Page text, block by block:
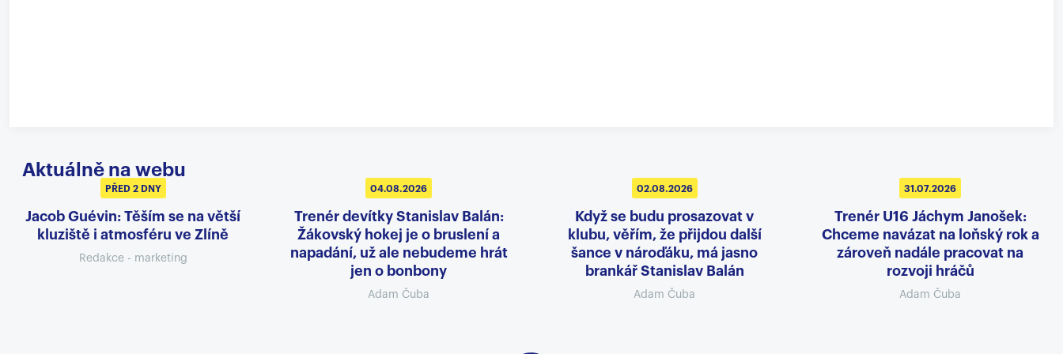
Aktuálně na webu
PŘED 2 DNY
Jacob Guévin: Těším se na větší
kluziště i atmosféru ve Zlíně
Redakce - marketing
04.08.2026
Trenér devítky Stanislav Balán:
Žákovský hokej je o bruslení a
napadání, už ale nebudeme hrát
jen o bonbony
Adam Čuba
02.08.2026
Když se budu prosazovat v
klubu, věřím, že přijdou další
šance v nároďáku, má jasno
brankář Stanislav Balán
Adam Čuba
31.07.2026
Trenér U16 Jáchym Janošek:
Chceme navázat na loňský rok a
zároveň nadále pracovat na
rozvoji hráčů
Adam Čuba